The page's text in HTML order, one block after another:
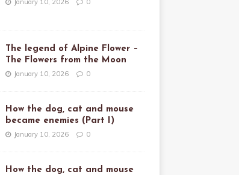
January 10, 2026 0
The legend of Alpine Flower –
The Flowers from the Moon
January 10, 2026 0
How the dog, cat and mouse
became enemies (Part I)
January 10, 2026 0
How the dog, cat and mouse